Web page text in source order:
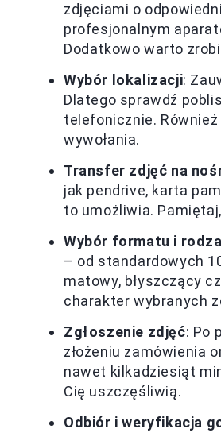
zdjęciami o
profesjonalnym
Dodatkowo warto
Wybór lokalizacji:
Dlatego sprawdź
telefonicznie.
wywołania.
Transfer zdjęć na
jak pendrive, karta
to umożliwia.
Wybór formatu i
– od standardowych
matowy, błyszczący
charakter wybranych
Zgłoszenie zdjęć: Po
złożeniu zamówienia
nawet kilkadziesiąt
Cię uszczęśliwią.
Odbiór i weryfikacja